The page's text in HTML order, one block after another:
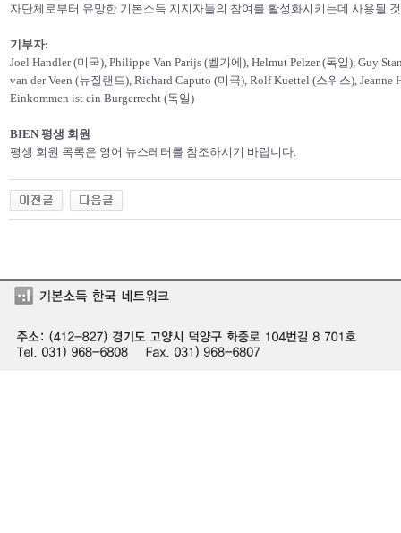
자단체로부터 유망한 기본소득 지지자들의 참여를 활성화시키는데 사용될
기부자:
Joel Handler (미국), Philippe Van Parijs (벨기에), Helmut Pelzer (독일), Guy
van der Veen (뉴질랜드), Richard Caputo (미국), Rolf Kuettel (스위스),
Einkommen ist ein Burgerrecht (독일)
BIEN 평생 회원
평생 회원 목록은 영어 뉴스레터를 참조하시기 바랍니다.